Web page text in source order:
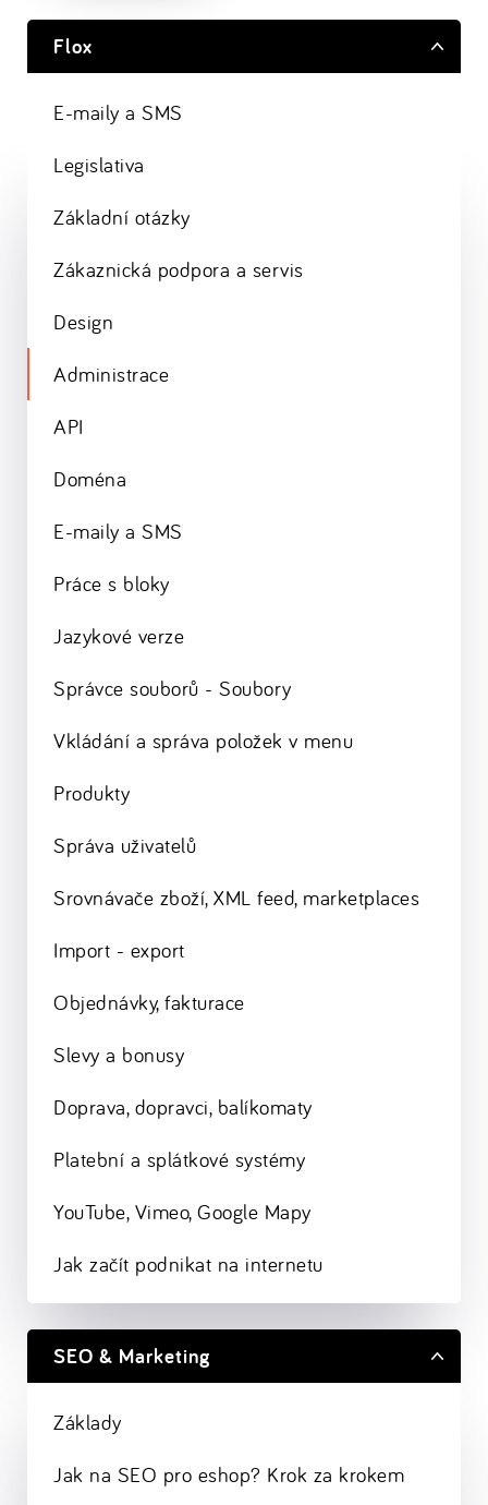
Flox
E-maily a SMS
Legislativa
Základní otázky
Zákaznická podpora a servis
Design
Administrace
API
Doména
E-maily a SMS
Práce s bloky
Jazykové verze
Správce souborů - Soubory
Vkládání a správa položek v menu
Produkty
Správa uživatelů
Srovnávače zboží, XML feed, marketplaces
Import - export
Objednávky, fakturace
Slevy a bonusy
Doprava, dopravci, balíkomaty
Platební a splátkové systémy
YouTube, Vimeo, Google Mapy
Jak začít podnikat na internetu
SEO & Marketing
Základy
Jak na SEO pro eshop? Krok za krokem